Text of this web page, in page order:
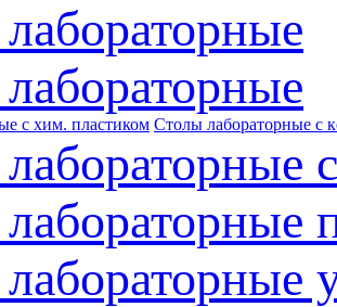
с хим. пластиком Столы лабораторные с